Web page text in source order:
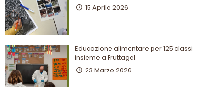
15 Aprile 2026
Educazione alimentare per 125 classi
insieme a Fruttagel
23 Marzo 2026